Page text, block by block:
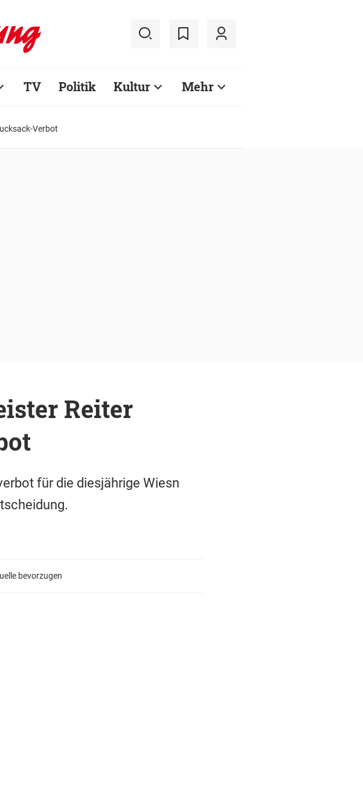
TV Politik Kultur Mehr
Verbot
Reiter
für die diesjährige Wiesn
bevorzugen